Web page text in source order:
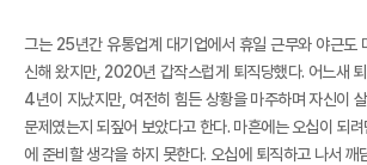
그는 25년간 유통업계 대기업에서 휴일 근무와 야근도
신해 왔지만, 2020년 갑작스럽게 퇴직당했다. 어느새
4년이 지났지만, 여전히 힘든 상황을 마주하며 자신이
문제였는지 되짚어 보았다고 한다. 마흔에는 오십이 되
에 준비할 생각을 하지 못한다. 오십에 퇴직하고 나서 깨